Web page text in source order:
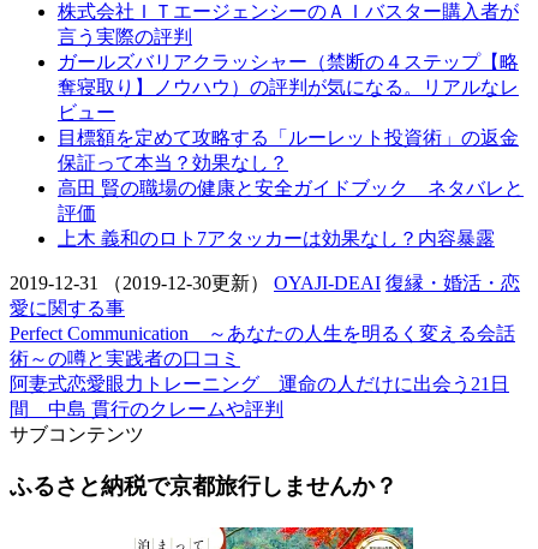
株式会社ＩＴエージェンシーのＡＩバスター購入者が
言う実際の評判
ガールズバリアクラッシャー（禁断の４ステップ【略
奪寝取り】ノウハウ）の評判が気になる。リアルなレ
ビュー
目標額を定めて攻略する「ルーレット投資術」の返金
保証って本当？効果なし？
高田 賢の職場の健康と安全ガイドブック ネタバレと
評価
上木 義和のロト7アタッカーは効果なし？内容暴露
2019-12-31 （2019-12-30更新） OYAJI-DEAI 復縁・婚活・恋
愛に関する事
Perfect Communication ～あなたの人生を明るく変える会話
術～の噂と実践者の口コミ
阿妻式恋愛眼力トレーニング 運命の人だけに出会う21日
間 中島 貫行のクレームや評判
サブコンテンツ
ふるさと納税で京都旅行しませんか？